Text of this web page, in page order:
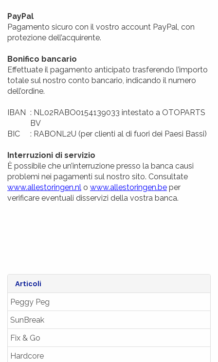
Articoli
Peggy Peg
SunBreak
Fix & Go
Hardcore
PayPal
Pagamento sicuro con il vostro account PayPal, con
protezione dell’acquirente.
Bonifico bancario
Effettuate il pagamento anticipato trasferendo l’importo
totale sul nostro conto bancario, indicando il numero
dell’ordine.
IBAN : NL02RABO0154139033 intestato a OTOPARTS
BV
BIC
: RABONL2U (per clienti al di fuori dei Paesi Bassi)
Interruzioni di servizio
È possibile che un’interruzione presso la banca causi
problemi nei pagamenti sul nostro sito. Consultate
www.allestoringen.nl o www.allestoringen.be per
verificare eventuali disservizi della vostra banca.